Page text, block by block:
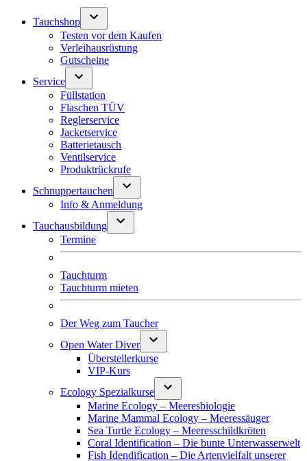
Tauchshop
Testen vor dem Kaufen
Verleihausrüstung
Gutscheine
Service
Füllstation
Flaschen TÜV
Reglerservice
Jacketservice
Batterietausch
Ventilservice
Produktrückrufe
Schnuppertauchen
Info & Anmeldung
Tauchausbildung
Termine
Tauchturm
Tauchturm mieten
Der Weg zum Taucher
Open Water Diver
Überstellerkurse
VIP-Kurs
Ecology Spezialkurse
Marine Ecology – Meeresbiologie
Marine Mammal Ecology – Meeressäuger
Sea Turtle Ecology – Meeresschildkröten
Coral Identification – Die bunte Unterwasserwelt
Fish Idendification – Die Artenvielfalt unserer